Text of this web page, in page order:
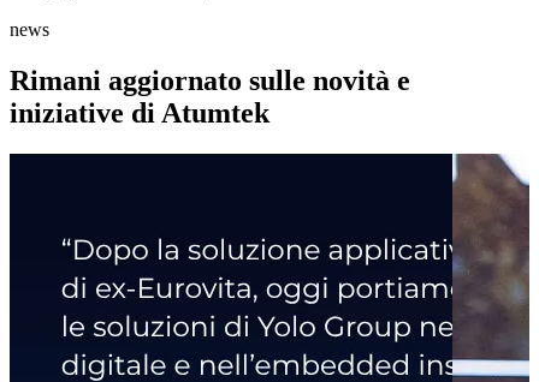
news
Rimani aggiornato sulle novità e
iniziative di Atumtek